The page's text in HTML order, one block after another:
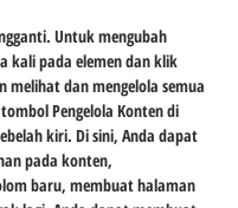
Untuk mengubah
kali pada elemen dan klik
melihat dan mengelola semua
Pengelola Konten di
kiri. Di sini, Anda dapat
pada konten,
baru, membuat halaman